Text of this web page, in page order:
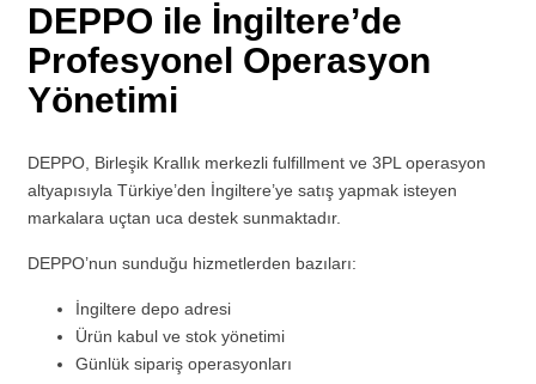
DEPPO ile İngiltere’de
Profesyonel Operasyon
Yönetimi
DEPPO, Birleşik Krallık merkezli fulfillment ve 3PL operasyon
altyapısıyla Türkiye’den İngiltere’ye satış yapmak isteyen
markalara uçtan uca destek sunmaktadır.
DEPPO’nun sunduğu hizmetlerden bazıları:
İngiltere depo adresi
Ürün kabul ve stok yönetimi
Günlük sipariş operasyonları